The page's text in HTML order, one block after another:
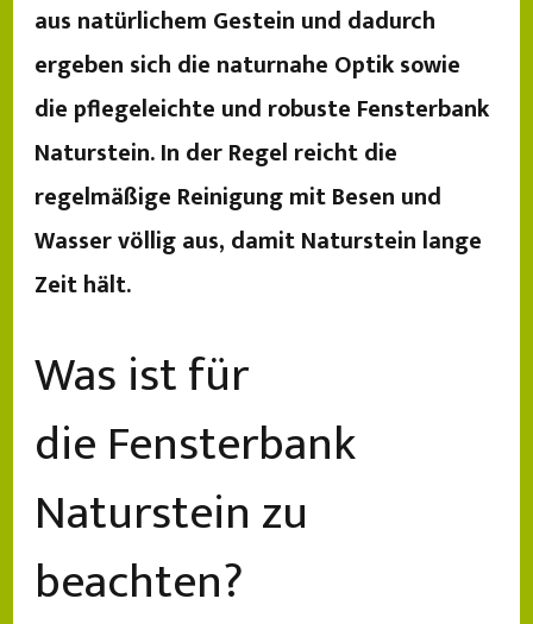
aus natürlichem Gestein und dadurch
ergeben sich die naturnahe Optik sowie
die pflegeleichte und robuste Fensterbank
Naturstein. In der Regel reicht die
regelmäßige Reinigung mit Besen und
Wasser völlig aus, damit Naturstein lange
Zeit hält.
Was ist für
die Fensterbank
Naturstein zu
beachten?